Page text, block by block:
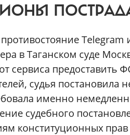
в Таганском суде
сервиса
судья постановила
именно
судебного
конституционных